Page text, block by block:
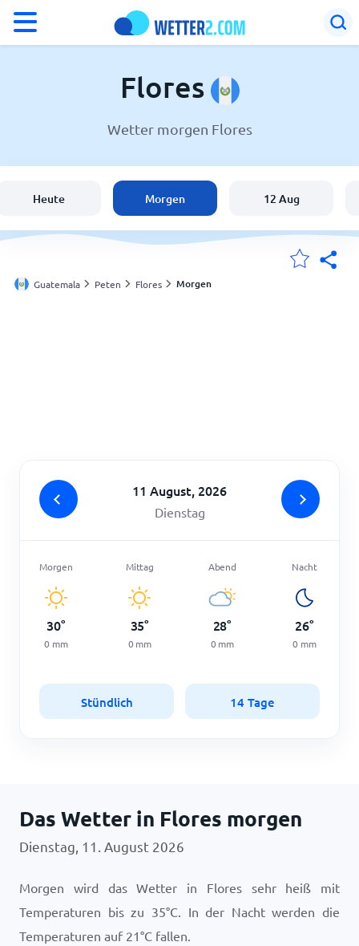
Schweiz
Deutschland
Flores
Wetter morgen Flores
Heute Morgen 12 Aug
Guatemala Peten Flores Morgen
11 August, 2026
Dienstag
Morgen
30°
0 mm
Mittag
35°
0 mm
Abend
28°
0 mm
Nacht
26°
0 mm
Stündlich 14 Tage
Das Wetter in Flores morgen
Dienstag, 11. August 2026
Morgen wird das Wetter in Flores sehr heiß mit
Temperaturen bis zu 35°C. In der Nacht werden die
Temperaturen auf 21°C fallen.